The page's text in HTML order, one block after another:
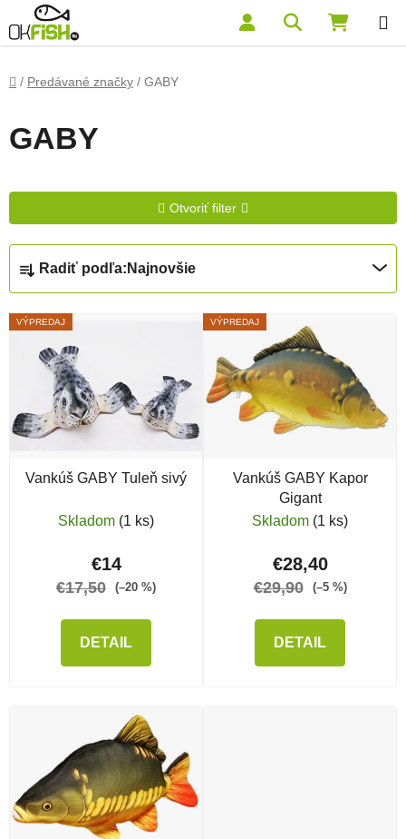
Prejsť na obsah Hľadať
Domov
/ Predávané značky / GABY
GABY
Otvoriť filter
Radenie produktov
Radiť podľa: Najnovšie
Výpis produktov
VÝPREDAJ
Vankúš GABY Tuleň sivý
Skladom (1 ks)
€14
€17,50 (–20 %)
DETAIL
VÝPREDAJ
Vankúš GABY Kapor
Gigant
Skladom (1 ks)
€28,40
€29,90 (–5 %)
DETAIL